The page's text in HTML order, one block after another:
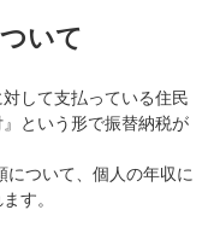
いて
して支払っている住民
という形で振替納税が
について、個人の年収に
す。